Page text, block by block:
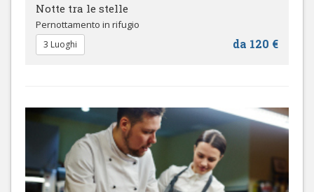
Notte tra le stelle
Pernottamento in rifugio
da 120 €
3 Luoghi